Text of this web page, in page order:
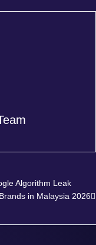
Algorithm Leak
in Malaysia 2026